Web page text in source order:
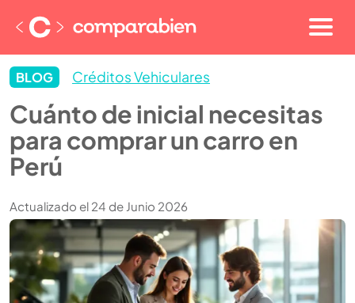
BLOG Créditos Vehiculares
Cuánto de inicial necesitas
para comprar un carro en
Perú
Actualizado el 24 de Junio 2026